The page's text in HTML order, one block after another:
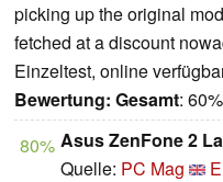
picking up the original
fetched at a discount
Einzeltest, online
Bewertung: Gesamt: 60%
80% Asus ZenFone 2
Quelle: PC Mag